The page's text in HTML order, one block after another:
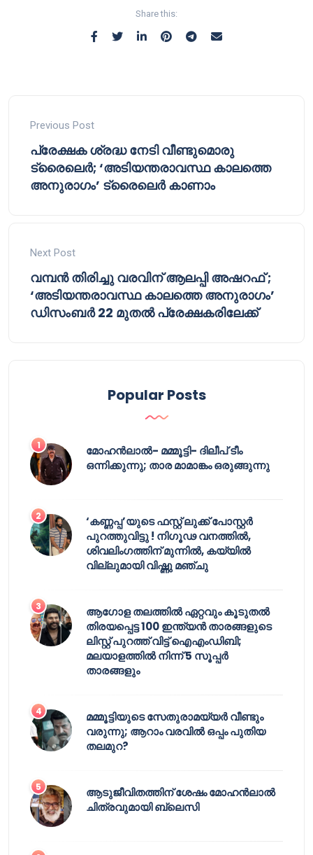
Share this:
Previous Post
പ്രേക്ഷക ശ്രദ്ധ നേടി വീണ്ടുമൊരു
ട്രൈലെർ; ‘അടിയന്തരാവസ്ഥ കാലത്തെ
അനുരാഗം’ ട്രൈലെർ കാണാം
Next Post
വമ്പൻ തിരിച്ചു വരവിന് ആലപ്പി അഷറഫ് ;
‘അടിയന്തരാവസ്ഥ കാലത്തെ അനുരാഗം’
ഡിസംബർ 22 മുതൽ പ്രേക്ഷകരിലേക്ക്
Popular Posts
മോഹൻലാൽ- മമ്മൂട്ടി- ദിലീപ് ടീം
ഒന്നിക്കുന്നു; താര മാമാങ്കം ഒരുങ്ങുന്നു
‘കണ്ണപ്പ’യുടെ ഫസ്റ്റ് ലുക്ക് പോസ്റ്റർ
പുറത്തുവിട്ടു ! നിഗൂഢ വനത്തിൽ,
ശിവലിംഗത്തിന് മുന്നിൽ, കയ്യിൽ
വില്ലുമായി വിഷ്ണു മഞ്ചു
ആഗോള തലത്തിൽ ഏറ്റവും കൂടുതൽ
തിരയപ്പെട്ട 100 ഇന്ത്യൻ താരങ്ങളുടെ
ലിസ്റ്റ് പുറത്ത് വിട്ട് ഐഎംഡിബി;
മലയാളത്തിൽ നിന്ന് 5 സൂപ്പർ
താരങ്ങളും
മമ്മൂട്ടിയുടെ സേതുരാമയ്യർ വീണ്ടും
വരുന്നു; ആറാം വരവിൽ ഒപ്പം പുതിയ
തലമുറ?
ആടുജീവിതത്തിന് ശേഷം മോഹൻലാൽ
ചിത്രവുമായി ബ്ലെസി